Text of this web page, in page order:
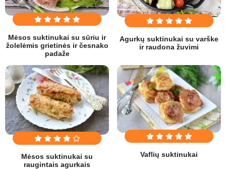
Mėsos suktinukai su sūriu ir
žolelėmis grietinės ir česnako
padaže
Agurkų suktinukai su varške
ir raudona žuvimi
Mėsos suktinukai su
raugintais agurkais
Vaflių suktinukai